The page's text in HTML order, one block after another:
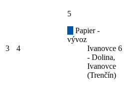
3 4
5
Papier -
vývoz
Ivanovce
- Dolina,
Ivanovce
(Trenčín)
6